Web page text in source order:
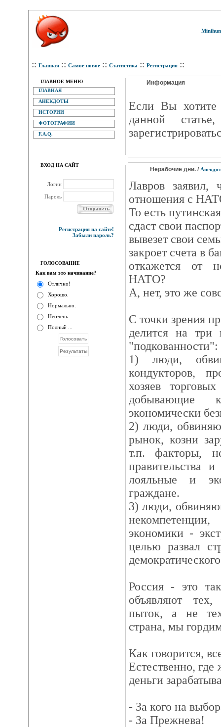
:: Главная :: Самое новое :: Статистика :: Регистрация ::
ГЛАВНОЕ МЕНЮ
ГЛАВНАЯ
АНЕКДОТЫ
ИСТОРИИ
ФОТОГРАФИИ
F.A.Q.
ВХОД НА САЙТ
Логин
Пароль
Регистрация на сайте!
Забыли пароль?
ГОЛОСОВАНИЕ
Как вам это начинание?
Отлично!
Хорошо.
Нормально.
Неочень.
Полный ...
Информация
Eсли Вы хотите
данной
Нерабочие дни. /
Лавров заявил,
отношения с
То есть
сдаст свои
вывезет свои
закроет счета в
откажется от
НАТО?
А, нет, это же
С точки зрения
делится на три
"подкованности":
1) люди,
кондукторов,
хозяев
экономически
2) люди,
рынок, козни
т.п. факторы,
правительства
лояльные и
граждане.
3) люди,
экономики -
целью развал
Россия - это
объявляют
пыток, а не
страна, мы
Как говорится,
Естественно,
деньги
- За кого на
- За Прежнева!